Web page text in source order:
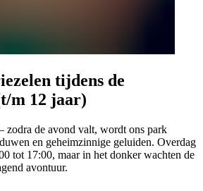
tijdens de
m 12 jaar)
zodra de avond valt, wordt ons park
en geheimzinnige geluiden. Overdag
tot 17:00, maar in het donker wachten de
avontuur.